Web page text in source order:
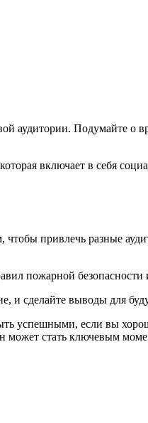
аудитории. Подумайте о
включает в себя
привлечь разные
пожарной
и сделайте выводы для
успешными, если вы
может стать ключевым